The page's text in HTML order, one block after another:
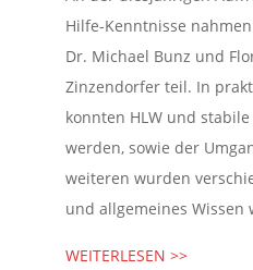
Hilfe-Kenntnisse
Dr. Michael Bunz und
Zinzendorfer teil. In
konnten HLW und
werden, sowie der
weiteren wurden
und allgemeines Wissen
WEITERLESEN >>